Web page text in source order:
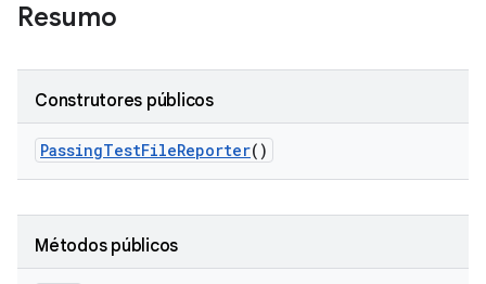
Resumo
Construtores públicos
PassingTestFileReporter()
Métodos públicos